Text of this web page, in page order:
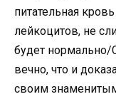
питательная
лейкоцитов, не
будет нормально/
вечно, что и
своим